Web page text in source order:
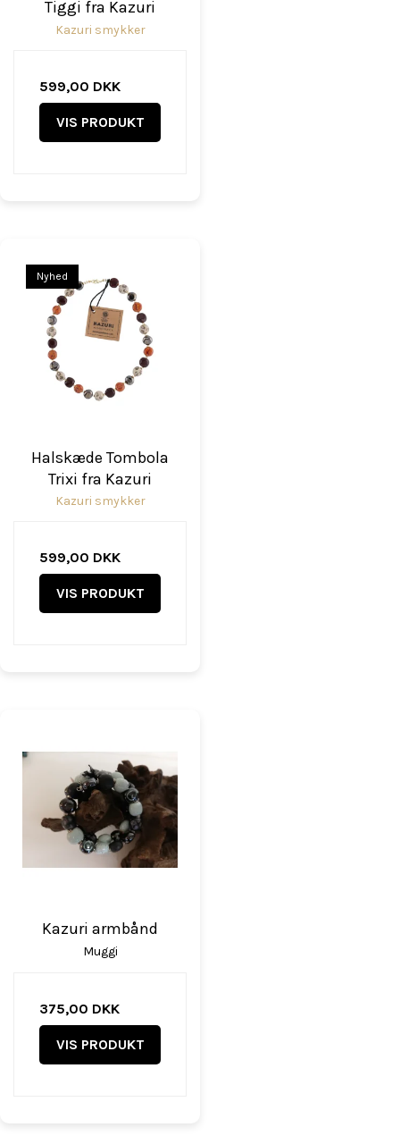
Tiggi fra Kazuri
Kazuri smykker
599,00 DKK
VIS PRODUKT
Nyhed
Halskæde Tombola
Trixi fra Kazuri
Kazuri smykker
599,00 DKK
VIS PRODUKT
Kazuri armbånd
Muggi
375,00 DKK
VIS PRODUKT